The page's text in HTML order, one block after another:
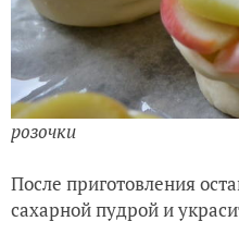
розочки
После приготовления
сахарной пудрой и